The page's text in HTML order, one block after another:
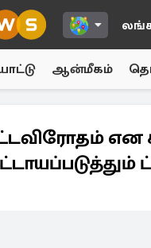
ஆன்மீகம்